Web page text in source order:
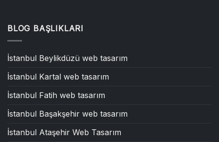
BLOG BAŞLIKLARI
İstanbul Beylikdüzü web tasarım
İstanbul Kartal web tasarım
İstanbul Fatih web tasarım
İstanbul Başakşehir web tasarım
İstanbul Ataşehir Web Tasarım